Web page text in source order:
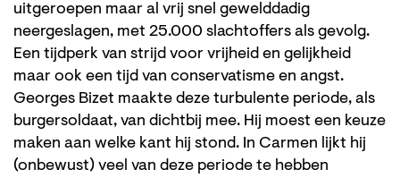
uitgeroepen maar al vrij snel gewelddadig
neergeslagen, met 25.000 slachtoffers als gevolg.
Een tijdperk van strijd voor vrijheid en gelijkheid
maar ook een tijd van conservatisme en angst.
Georges Bizet maakte deze turbulente periode, als
burgersoldaat, van dichtbij mee. Hij moest een keuze
maken aan welke kant hij stond. In Carmen lijkt hij
(onbewust) veel van deze periode te hebben